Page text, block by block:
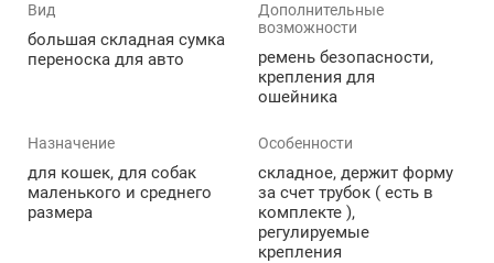
Вид
большая складная сумка
переноска для авто
Дополнительные
возможности
ремень безопасности,
крепления для
ошейника
Назначение
для кошек, для собак
маленького и среднего
размера
Особенности
складное, держит форму
за счет трубок ( есть в
комплекте ),
регулируемые
крепления